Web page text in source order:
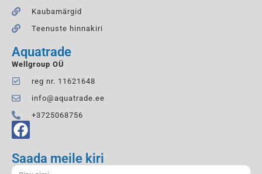
Kaubamärgid
Teenuste hinnakiri
Aquatrade
Wellgroup OÜ
reg nr. 11621648
info@aquatrade.ee
+3725068756
Saada meile kiri